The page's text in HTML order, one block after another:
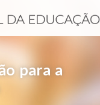
para a